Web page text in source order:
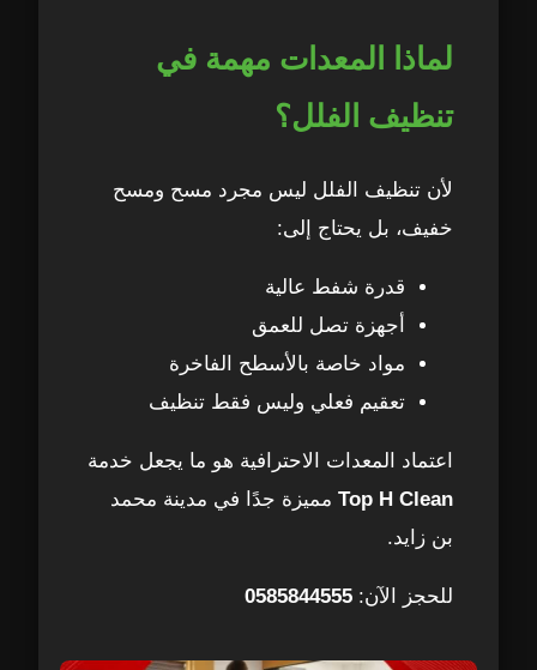
لماذا المعدات مهمة في
تنظيف الفلل؟
لأن تنظيف الفلل ليس مجرد مسح ومسح
خفيف، بل يحتاج إلى:
قدرة شفط عالية
أجهزة تصل للعمق
مواد خاصة بالأسطح الفاخرة
تعقيم فعلي وليس فقط تنظيف
اعتماد المعدات الاحترافية هو ما يجعل خدمة
Top H Clean مميزة جدًا في مدينة محمد
بن زايد.
للحجز الآن: 0585844555